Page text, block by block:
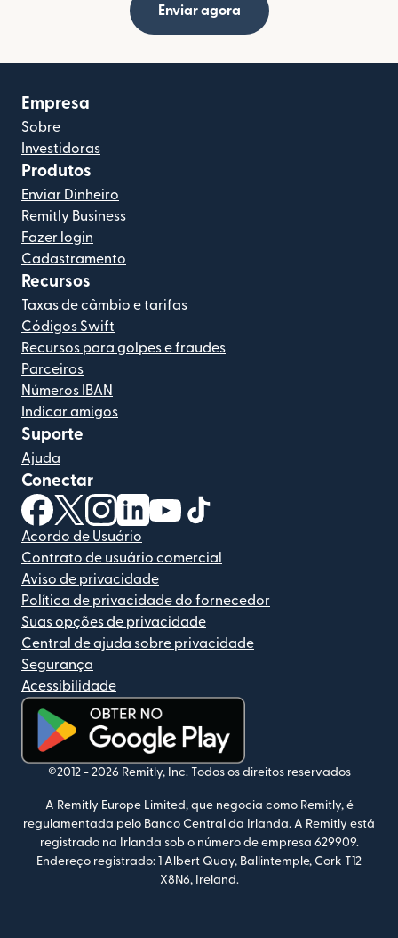
Enviar agora
Empresa
Sobre
Investidoras
Produtos
Enviar Dinheiro
Remitly Business
Fazer login
Cadastramento
Recursos
Taxas de câmbio e tarifas
Códigos Swift
Recursos para golpes e fraudes
Parceiros
Números IBAN
Indicar amigos
Suporte
Ajuda
Conectar
(abre em uma nova janela)
(abre em uma nova janela)
(abre em uma nova janela)
(abre em uma nova janela)
(abre em uma nova janela)
Acordo de Usuário
Contrato de usuário comercial
Aviso de privacidade
Política de privacidade do fornecedor
Suas opções de privacidade
Central de ajuda sobre privacidade
Segurança
Acessibilidade
(abre em uma nova janela)
©2012 - 2026 Remitly, Inc. Todos os direitos reservados
A Remitly Europe Limited, que negocia como Remitly, é
regulamentada pelo Banco Central da Irlanda. A Remitly está
registrado na Irlanda sob o número de empresa 629909.
Endereço registrado: 1 Albert Quay, Ballintemple, Cork T12
X8N6, Ireland.